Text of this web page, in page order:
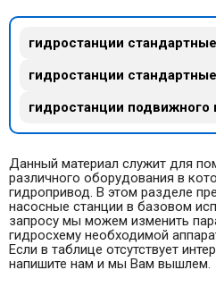
гидростанции
гидростанции
гидростанции подвижного
Данный материал служит для
различного оборудования в
гидропривод. В этом разделе
насосные станции в базовом
запросу мы можем изменить
гидросхему необходимой
Если в таблице отсутствует
напишите нам и мы Вам вышлем.